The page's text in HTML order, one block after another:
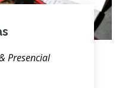
Presencial